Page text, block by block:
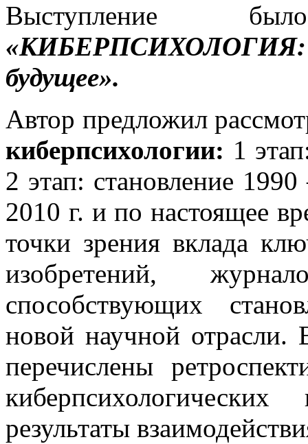
Выступление
будущее».
Автор предложил
киберпсихологии: 1
2 этап: становление
2010 г. и по настоящее
точки зрения вклада
изобретений,
способствующих
новой научной
перечислены
результаты